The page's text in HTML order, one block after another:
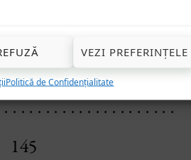
VEZI PREFERINȚELE
Politică de Confidențialitate